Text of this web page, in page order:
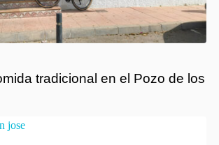
tradicional en el Pozo de los